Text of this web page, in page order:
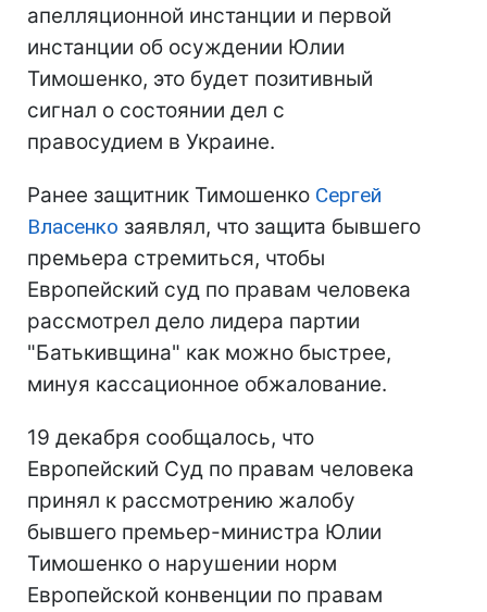
апелляционной инстанции и первой
инстанции об осуждении Юлии
Тимошенко, это будет позитивный
сигнал о состоянии дел с
правосудием в Украине.
Ранее защитник Тимошенко Сергей
Власенко заявлял, что защита бывшего
премьера стремиться, чтобы
Европейский суд по правам человека
рассмотрел дело лидера партии
"Батькивщина" как можно быстрее,
минуя кассационное обжалование.
19 декабря сообщалось, что
Европейский Суд по правам человека
принял к рассмотрению жалобу
бывшего премьер-министра Юлии
Тимошенко о нарушении норм
Европейской конвенции по правам